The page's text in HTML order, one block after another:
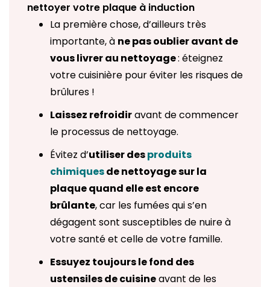
nettoyer votre plaque à induction
La première chose, d’ailleurs très
importante, à ne pas oublier avant de
vous livrer au nettoyage: éteignez
votre cuisinière pour éviter les risques de
brûlures !
Laissez refroidiravant de commencer
le processus de nettoyage.
Évitez d’utiliser desproduits
chimiquesde nettoyage sur la
plaque quand elle est encore
brûlante, car les fumées qui s’en
dégagent sont susceptibles de nuire à
votre santé et celle de votre famille.
Essuyez toujours le fond des
ustensiles de cuisineavant de les